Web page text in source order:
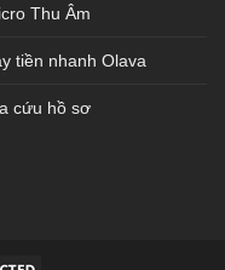
Thu Âm
tiền nhanh Olava
cứu hồ sơ